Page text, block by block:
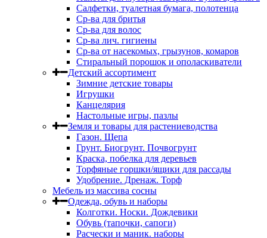
Салфетки, туалетная бумага, полотенца
Ср-ва для бритья
Ср-ва для волос
Ср-ва лич. гигиены
Ср-ва от насекомых, грызунов, комаров
Стиральный порошок и ополаскиватели
Детский ассортимент
Зимние детские товары
Игрушки
Канцелярия
Настольные игры, пазлы
Земля и товары для растениеводства
Газон. Щепа
Грунт. Биогрунт. Почвогрунт
Краска, побелка для деревьев
Торфяные горшки/ящики для рассады
Удобрение. Дренаж. Торф
Мебель из массива сосны
Одежда, обувь и наборы
Колготки. Носки. Дождевики
Обувь (тапочки, сапоги)
Расчески и маник. наборы